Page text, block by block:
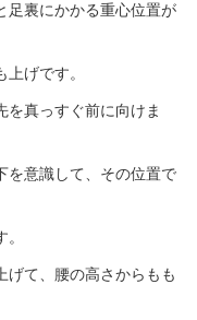
足裏にかかる重心位置が
げです。
真っすぐ前に向けま
意識して、その位置で
て、腰の高さからもも